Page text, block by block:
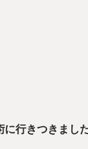
行きつきました